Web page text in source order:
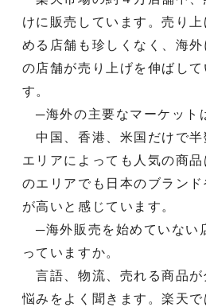
けに販売しています。売り
める店舗も珍しくなく、海
の店舗が売り上げを伸ばして
す。
─海外の主要なマーケット
中国、香港、米国だけで半
エリアによっても人気の商
のエリアでも日本のブラン
が高いと感じています。
─海外販売を始めていない
っていますか。
言語、物流、売れる商品が
悩みをよく聞きます。楽天